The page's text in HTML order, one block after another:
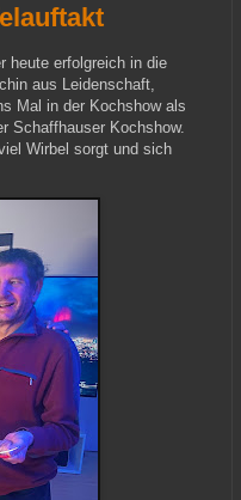
heute erfolgreich in die
aus Leidenschaft,
Mal in der Kochshow als
Schaffhauser Kochshow.
Wirbel sorgt und sich